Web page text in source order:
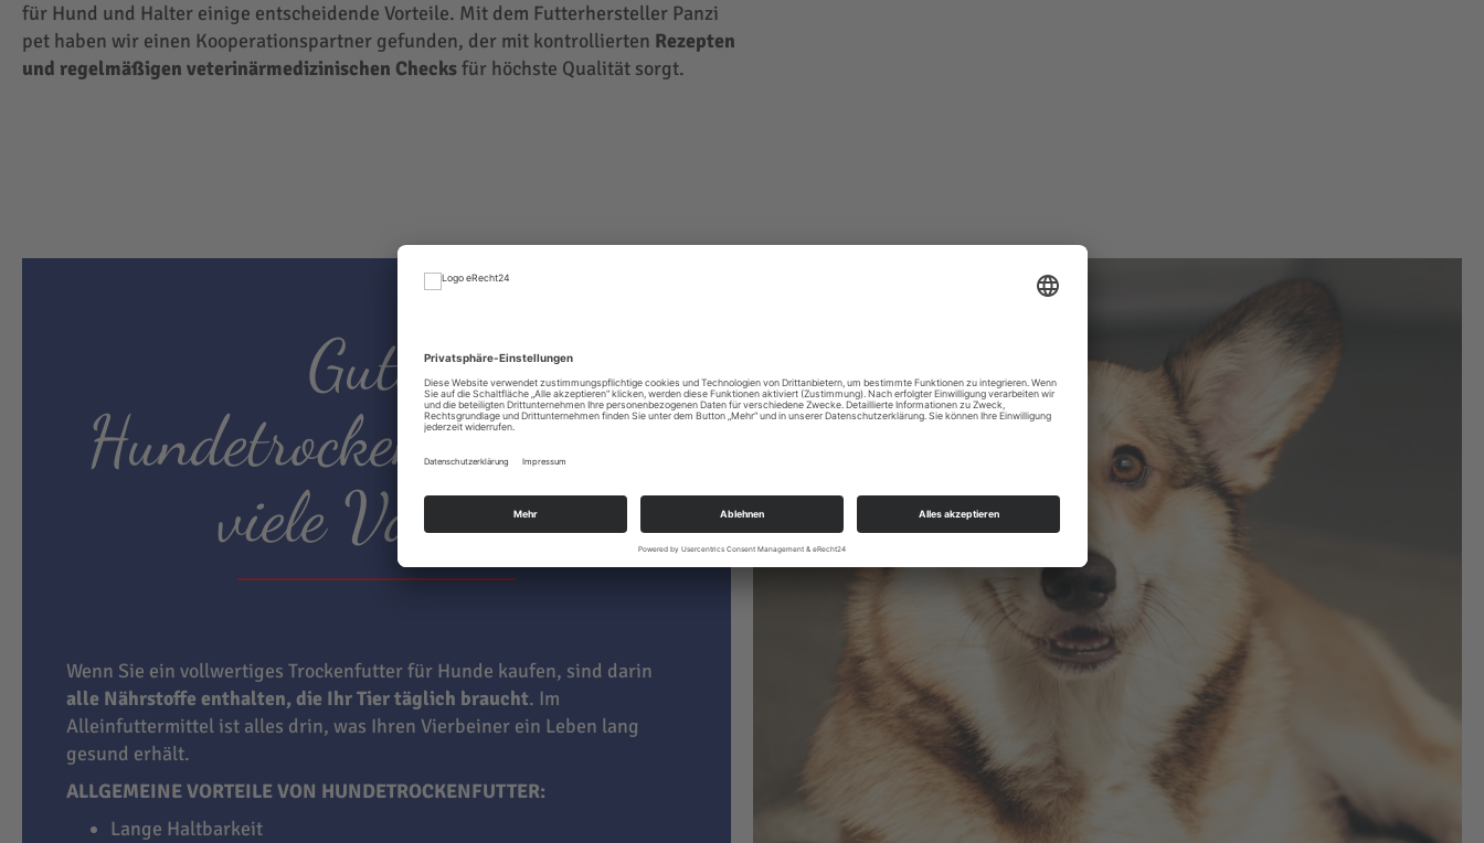
für Hund und Halter einige entscheidende Vorteile. Mit dem Futterhersteller Panzi
pet haben wir einen Kooperationspartner gefunden, der mit kontrollierten Rezepten
und regelmäßigen veterinärmedizinischen Checksfür höchste Qualität sorgt.
Gutes
Hundetrockenfutter hat
viele Vorteile
Wenn Sie ein vollwertiges Trockenfutter für Hunde kaufen, sind darin
alle Nährstoffe enthalten, die Ihr Tier täglich braucht. Im
Alleinfuttermittel ist alles drin, was Ihren Vierbeiner ein Leben lang
gesund erhält.
ALLGEMEINE VORTEILE VON HUNDETROCKENFUTTER:
Lange Haltbarkeit